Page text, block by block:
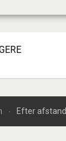
Efter afstand